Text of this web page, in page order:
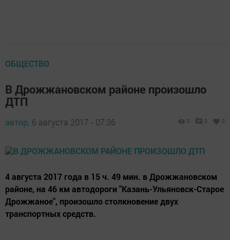
ОБЩЕСТВО
В Дрожжановском районе произошло
ДТП
автор, 6 августа 2017 - 07:36 0 0 0
4 августа 2017 года в 15 ч. 49 мин. в Дрожжановском
районе, на 46 км автодороги "Казань-Ульяновск-Старое
Дрожжаное", произошло столкновение двух
транспортных средств.